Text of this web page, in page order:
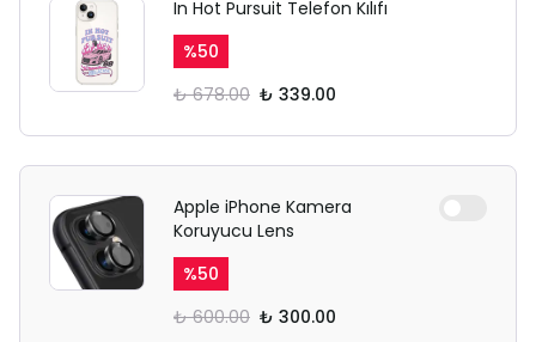
In Hot Pursuit Telefon Kılıfı
%50
₺ 678.00 ₺ 339.00
Apple iPhone Kamera
Koruyucu Lens
%50
₺ 600.00 ₺ 300.00